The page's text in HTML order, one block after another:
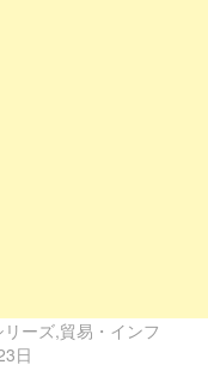
リーズ,貿易・インフ
日